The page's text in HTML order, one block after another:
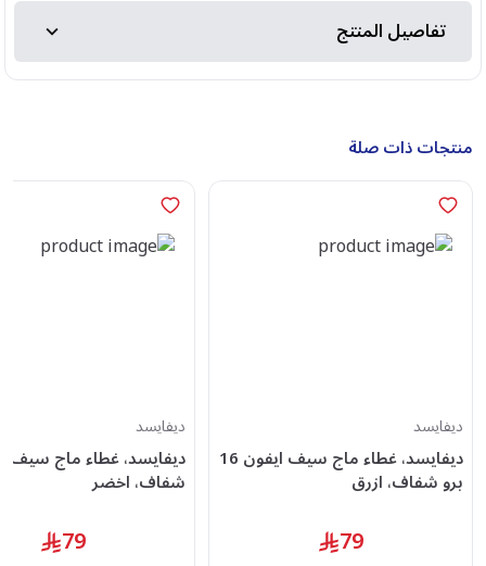
تفاصيل المنتج
منتجات ذات صلة
ديفايسد
ديفايسد، غطاء ماج سيف ايفون 16
برو شفاف، ازرق
79
ديفايسد
شفاف، اخضر
79